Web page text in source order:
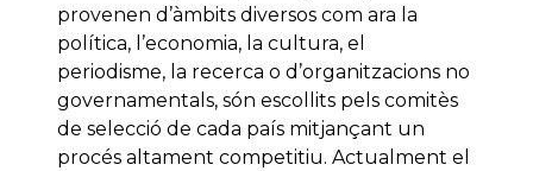
provenen d’àmbits diversos com ara la
política, l’economia, la cultura, el
periodisme, la recerca o d’organitzacions no
governamentals, són escollits pels comitès
de selecció de cada país mitjançant un
procés altament competitiu. Actualment el